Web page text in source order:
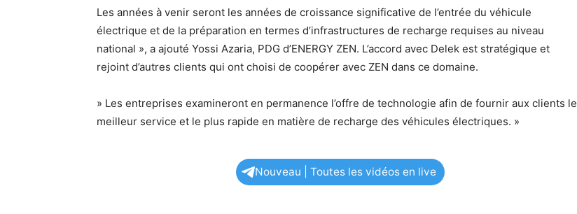
Les années à venir seront les années de croissance significative de l’entrée du véhicule
électrique et de la préparation en termes d’infrastructures de recharge requises au niveau
national », a ajouté Yossi Azaria, PDG d’ENERGY ZEN. L’accord avec Delek est stratégique et
rejoint d’autres clients qui ont choisi de coopérer avec ZEN dans ce domaine.
» Les entreprises examineront en permanence l’offre de technologie afin de fournir aux clients le
meilleur service et le plus rapide en matière de recharge des véhicules électriques. »
Nouveau | Toutes les vidéos en live